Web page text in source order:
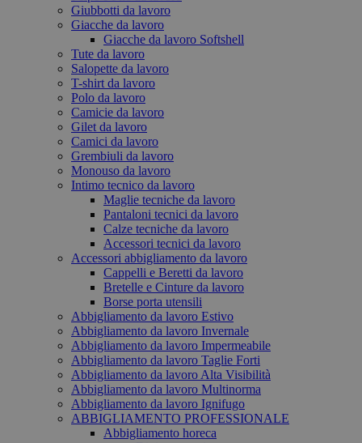
Giubbotti da lavoro
Giacche da lavoro
Giacche da lavoro Softshell
Tute da lavoro
Salopette da lavoro
T-shirt da lavoro
Polo da lavoro
Camicie da lavoro
Gilet da lavoro
Camici da lavoro
Grembiuli da lavoro
Monouso da lavoro
Intimo tecnico da lavoro
Maglie tecniche da lavoro
Pantaloni tecnici da lavoro
Calze tecniche da lavoro
Accessori tecnici da lavoro
Accessori abbigliamento da lavoro
Cappelli e Beretti da lavoro
Bretelle e Cinture da lavoro
Borse porta utensili
Abbigliamento da lavoro Estivo
Abbigliamento da lavoro Invernale
Abbigliamento da lavoro Impermeabile
Abbigliamento da lavoro Taglie Forti
Abbigliamento da lavoro Alta Visibilità
Abbigliamento da lavoro Multinorma
Abbigliamento da lavoro Ignifugo
ABBIGLIAMENTO PROFESSIONALE
Abbigliamento horeca